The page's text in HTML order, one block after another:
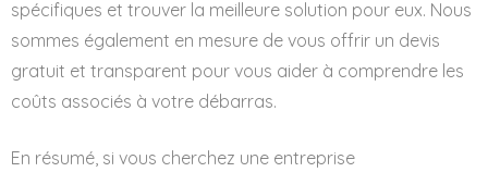
spécifiques et trouver la meilleure solution pour eux. Nous
sommes également en mesure de vous offrir un devis
gratuit et transparent pour vous aider à comprendre les
coûts associés à votre débarras.
En résumé, si vous cherchez une entreprise